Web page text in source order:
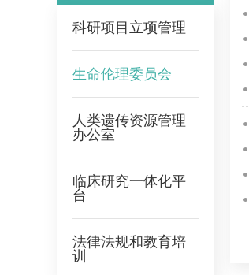
科研项目立项管理
生命伦理委员会
人类遗传资源管理
办公室
临床研究一体化平
台
法律法规和教育培
训